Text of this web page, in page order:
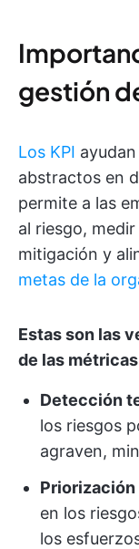
gestión
Los KPI
abstractos en
permite a las
al riesgo,
mitigación y
metas de la
Estas son las
de las
Detección
los riesgos
agraven,
Priorización
en los
los